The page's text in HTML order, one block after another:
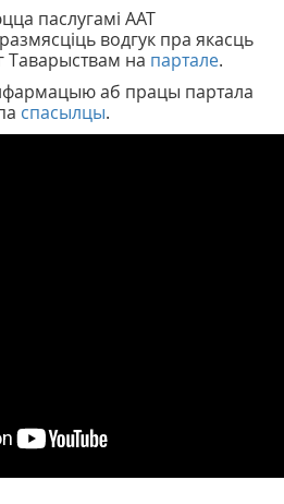
паслугамі ААТ
водгук пра якасць
Таварыствам на партале.
аб працы партала
спасылцы.